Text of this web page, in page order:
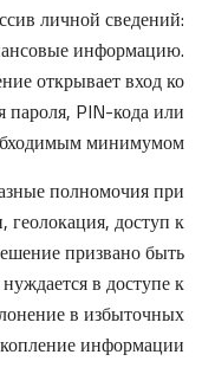
личной сведений:
информацию.
открывает вход ко
PIN-кода или
минимумом.
полномочия при
доступ к
призвано быть
в доступе к
в избыточных
информации.